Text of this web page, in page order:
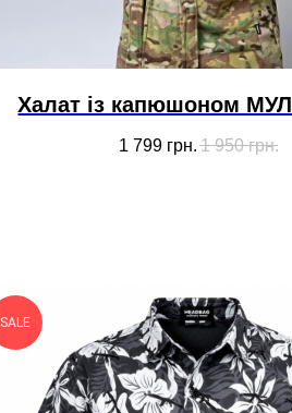
Халат із капюшоном
1 799 грн. 1 950 грн.
SALE